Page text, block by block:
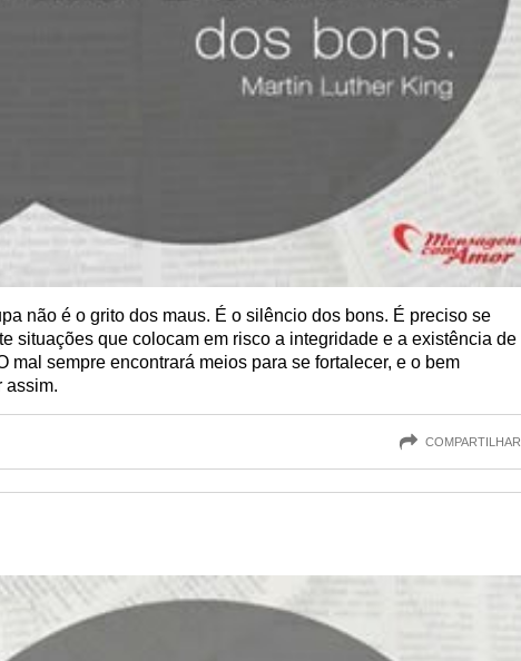
não é o grito dos maus. É o silêncio dos bons. É preciso se
situações que colocam em risco a integridade e a existência de
mal sempre encontrará meios para se fortalecer, e o bem
assim.
COMPARTILHAR